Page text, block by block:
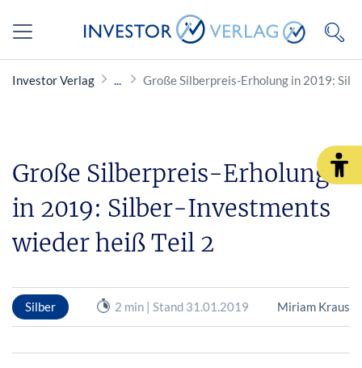
Investor Verlag Große Silberpreis-Erholung in 2019:
Große Silberpreis-Erholung
in 2019: Silber-Investments
wieder heiß Teil 2
Silber 2 min | Stand 31.01.2019 Miriam Kraus